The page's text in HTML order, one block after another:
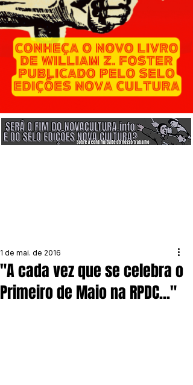
"A cada vez que se celebra o
Primeiro de Maio na RPDC..."
1 de mai. de 2016